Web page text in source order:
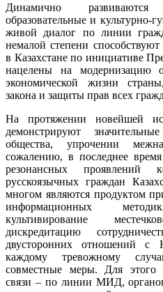
Динамично
образовательные и культурно-
живой диалог по линии
немалой степени
в Казахстане по инициативе
нацелены на модернизацию
экономической жизни
закона и защиты прав всех
На протяжении новейшей
демонстрируют
общества, упрочении
сожалению, в последнее
резонансных проявлений
русскоязычных граждан
многом являются продуктом
информационных
культивирование
дискредитацию
двусторонних отношений с
каждому тревожному
совместные меры. Для этого
связи – по линии МИД,